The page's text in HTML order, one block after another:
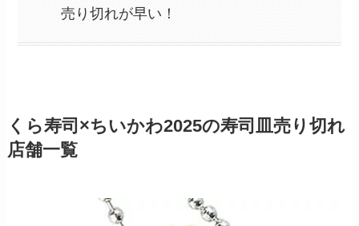
売り切れが早い！
くら寿司×ちいかわ2025の寿司皿売り切れ
店舗一覧